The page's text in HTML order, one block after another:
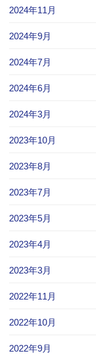
2024年11月
2024年9月
2024年7月
2024年6月
2024年3月
2023年10月
2023年8月
2023年7月
2023年5月
2023年4月
2023年3月
2022年11月
2022年10月
2022年9月